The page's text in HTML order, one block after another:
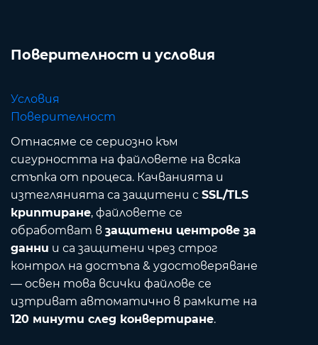
Поверителност и условия
Условия
Поверителност
Отнасяме се сериозно към
сигурността на файловете на всяка
стъпка от процеса. Качванията и
изтеглянията са защитени с SSL/TLS
криптиране, файловете се
обработват в защитени центрове за
данни и са защитени чрез строг
контрол на достъпа & удостоверяване
— освен това всички файлове се
изтриват автоматично в рамките на
120 минути след конвертиране.